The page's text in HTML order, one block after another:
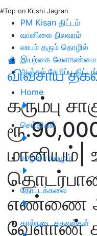
#Top on Krishi Jagran
PM Kisan திட்டம்
வானிலை நிலவரம்
லாபம் தரும் தொழில்
இயற்கை வேளாண்மை
அஞ்சல் சேமிப்பு
Home
செய்திகள்
வாழ்வும் நலமும்
தோட்டக்கலை
கால்நடை தகவல்கள்
விவசாய
கரும்பு
மானியம்|
எண்ணை
வேளாண்